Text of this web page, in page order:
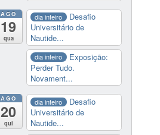
AGO
19
qua
dia inteiro
Desafio
Universitário de
Nautide...
dia inteiro
Exposição:
Perder Tudo.
Novament...
AGO
20
qui
dia inteiro
Desafio
Universitário de
Nautide...